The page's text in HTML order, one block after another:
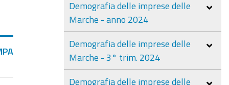
Demografia delle imprese delle
Marche - anno 2024
Demografia delle imprese delle
Marche - 3° trim. 2024
Demografia delle imprese delle